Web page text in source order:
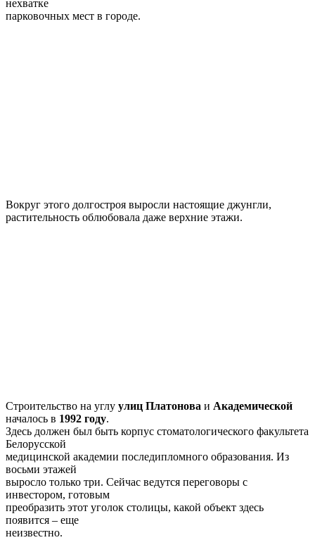
нехватке
парковочных мест в городе.
Вокруг этого долгостроя выросли настоящие джунгли,
растительность облюбовала даже верхние этажи.
Строительство на углу улиц Платонова и Академической
началось в 1992 году.
Здесь должен был быть корпус стоматологического факультета
Белорусской
медицинской академии последипломного образования. Из
восьми этажей
выросло только три. Сейчас ведутся переговоры с
инвестором, готовым
преобразить этот уголок столицы, какой объект здесь
появится – еще
неизвестно.